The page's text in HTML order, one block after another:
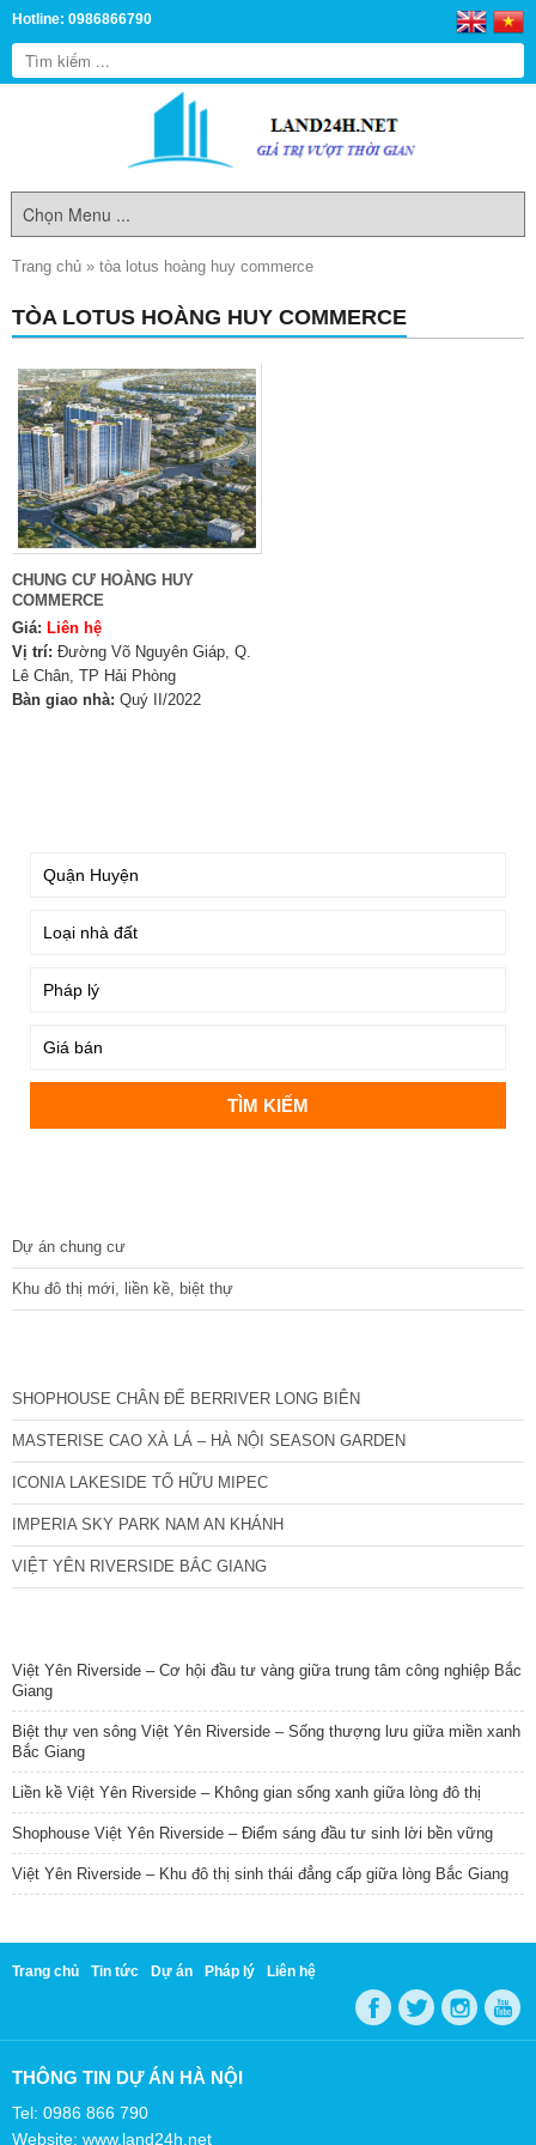
Hotline: 0986866790
Trang chủ » tòa lotus hoàng huy commerce
TÒA LOTUS HOÀNG HUY COMMERCE
CHUNG CƯ HOÀNG HUY
COMMERCE
Giá: Liên hệ
Vị trí: Đường Võ Nguyên Giáp, Q.
Lê Chân, TP Hải Phòng
Bàn giao nhà: Quý II/2022
Dự án chung cư
Khu đô thị mới, liền kề, biệt thự
SHOPHOUSE CHÂN ĐẾ BERRIVER LONG BIÊN
MASTERISE CAO XÀ LÁ – HÀ NỘI SEASON GARDEN
ICONIA LAKESIDE TỐ HỮU MIPEC
IMPERIA SKY PARK NAM AN KHÁNH
VIỆT YÊN RIVERSIDE BẮC GIANG
Việt Yên Riverside – Cơ hội đầu tư vàng giữa trung tâm công nghiệp Bắc
Giang
Biệt thự ven sông Việt Yên Riverside – Sống thượng lưu giữa miền xanh
Bắc Giang
Liền kề Việt Yên Riverside – Không gian sống xanh giữa lòng đô thị
Shophouse Việt Yên Riverside – Điểm sáng đầu tư sinh lời bền vững
Việt Yên Riverside – Khu đô thị sinh thái đẳng cấp giữa lòng Bắc Giang
Trang chủ Tin tức Dự án Pháp lý Liên hệ
THÔNG TIN DỰ ÁN HÀ NỘI
Tel: 0986 866 790
Website: www.land24h.net